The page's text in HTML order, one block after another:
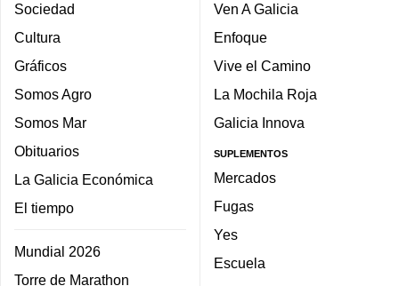
Sociedad
Cultura
Gráficos
Somos Agro
Somos Mar
Obituarios
La Galicia Económica
El tiempo
Mundial 2026
Torre de Marathon
Ven A Galicia
Enfoque
Vive el Camino
La Mochila Roja
Galicia Innova
SUPLEMENTOS
Mercados
Fugas
Yes
Escuela